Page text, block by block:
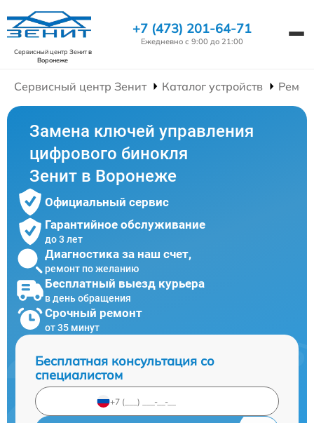
Сервисный центр Зенитв
Воронеже
+7 (473) 201-64-71
Ежедневно с 9:00 до 21:00
Сервисный центр Зенит Каталог устройств
Замена ключей управления
цифрового бинокля
Зенит в Воронеже
Официальный сервис
Гарантийное обслуживание
до 3 лет
Диагностика за наш счет,
ремонт по желанию
Бесплатный выезд курьера
в день обращения
Срочный ремонт
от 35 минут
Бесплатная консультация со
специалистом